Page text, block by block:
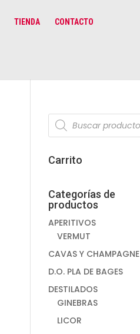
TIENDA CONTACTO
Búsqueda
de
productos
Carrito
Categorías de
productos
APERITIVOS
VERMUT
CAVAS Y CHAMPAGNE
D.O. PLA DE BAGES
DESTILADOS
GINEBRAS
LICOR